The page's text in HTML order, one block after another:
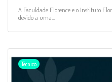
A Faculdade Florence e o Instituto
devido a uma...
Técnico